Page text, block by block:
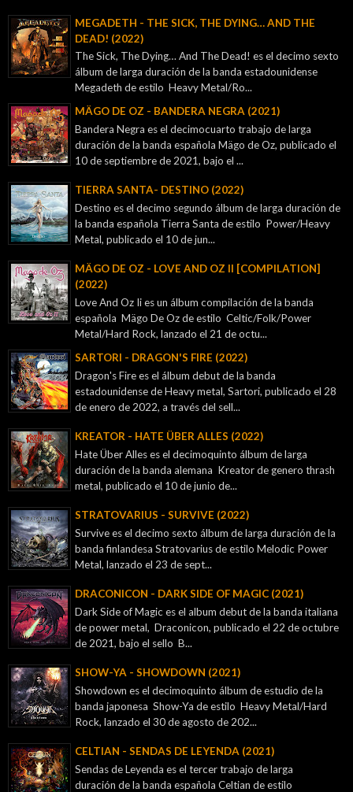
MEGADETH - THE SICK, THE DYING… AND THE
DEAD! (2022)
The Sick, The Dying… And The Dead! es el decimo sexto
álbum de larga duración de la banda estadounidense
Megadeth de estilo Heavy Metal/Ro...
MÄGO DE OZ - BANDERA NEGRA (2021)
Bandera Negra es el decimocuarto trabajo de larga
duración de la banda española Mägo de Oz, publicado el
10 de septiembre de 2021, bajo el ...
TIERRA SANTA- DESTINO (2022)
Destino es el decimo segundo álbum de larga duración de
la banda española Tierra Santa de estilo Power/Heavy
Metal, publicado el 10 de jun...
MÄGO DE OZ - LOVE AND OZ II [COMPILATION]
(2022)
Love And Oz Ii es un álbum compilación de la banda
española Mägo De Oz de estilo Celtic/Folk/Power
Metal/Hard Rock, lanzado el 21 de octu...
SARTORI - DRAGON'S FIRE (2022)
Dragon's Fire es el álbum debut de la banda
estadounidense de Heavy metal, Sartori, publicado el 28
de enero de 2022, a través del sell...
KREATOR - ‎HATE ÜBER ALLES (2022)
Hate Über Alles es el decimoquinto álbum de larga
duración de la banda alemana Kreator de genero thrash
metal, publicado el 10 de junio de...
STRATOVARIUS - SURVIVE (2022)
Survive es el decimo sexto álbum de larga duración de la
banda finlandesa Stratovarius de estilo Melodic Power
Metal, lanzado el 23 de sept...
DRACONICON - DARK SIDE OF MAGIC (2021)
Dark Side of Magic es el album debut de la banda italiana
de power metal, Draconicon, publicado el 22 de octubre
de 2021, bajo el sello B...
SHOW-YA - SHOWDOWN (2021)
Showdown es el decimoquinto álbum de estudio de la
banda japonesa Show-Ya de estilo Heavy Metal/Hard
Rock, lanzado el 30 de agosto de 202...
CELTIAN - SENDAS DE LEYENDA (2021)
Sendas de Leyenda es el tercer trabajo de larga
duración de la banda española Celtian de estilo